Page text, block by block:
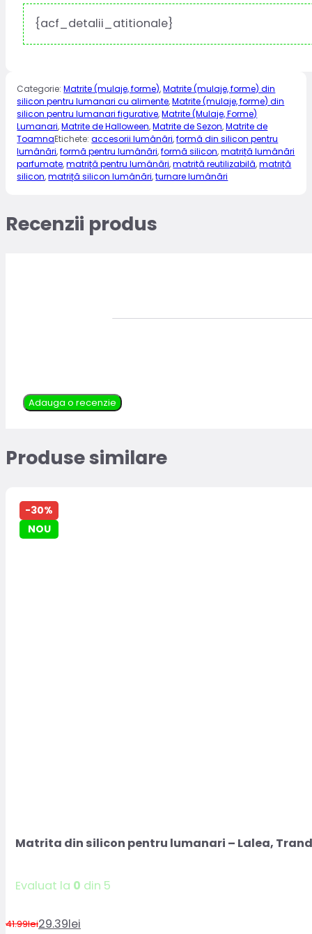
{acf_detalii_atitionale}
Categorie:Matrite (mulaje, forme),Matrite (mulaje, forme) din
silicon pentru lumanari cu alimente,Matrite (mulaje, forme) din
silicon pentru lumanari figurative,Matrite (Mulaje, Forme)
Lumanari,Matrite de Halloween,Matrite de Sezon,Matrite de
ToamnaEtichete:accesorii lumânări,formă din silicon pentru
lumânări,formă pentru lumânări,formă silicon,matriță lumânări
parfumate,matriță pentru lumânări,matriță reutilizabilă,matriță
silicon,matriță silicon lumânări,turnare lumânări
Recenzii produs
Adauga o recenzie
Produse similare
-30%
NOU
Matrita din silicon pentru lumanari – Lalea,
Evaluat la 0 din 5
41.99lei29.39lei